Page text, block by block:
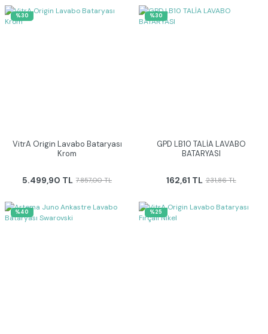
%30
VitrA Origin Lavabo Bataryası
Krom
5.499,90 TL 7.857,00 TL
%30
GPD LB10 TALİA LAVABO
BATARYASI
162,61 TL 231,86 TL
%40 %25